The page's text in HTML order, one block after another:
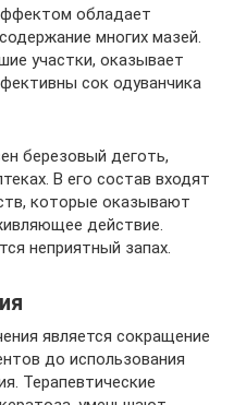
обладает
многих мазей.
участки, оказывает
сок одуванчика
березовый деготь,
В его состав входят
которые оказывают
действие.
неприятный запах.
является сокращение
до использования
Терапевтические